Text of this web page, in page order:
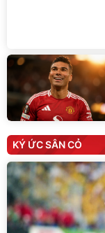
KÝ ỨC SÂN CỎ